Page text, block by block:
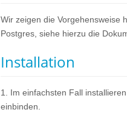
Wir zeigen die Vorgehensweise
Postgres, siehe hierzu die
Installation
1. Im einfachsten Fall
einbinden.